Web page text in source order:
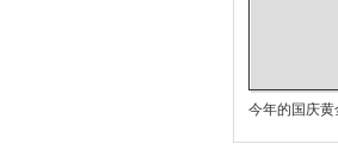
今年的国庆黄